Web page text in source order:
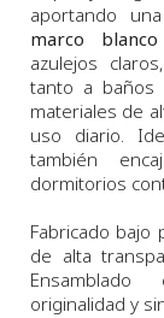
aportando
marco
azulejos
tanto a baños
materiales de
uso diario.
también
dormitorios
Fabricado bajo
de alta
originalidad y